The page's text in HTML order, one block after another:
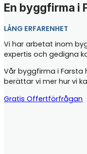
En byggfirma i
LÅNG ERFARENHET
Vi har arbetat inom
expertis och gedigna
Vår byggfirma i Farsta
berättar vi mer hur vi
Gratis Offertförfrågan